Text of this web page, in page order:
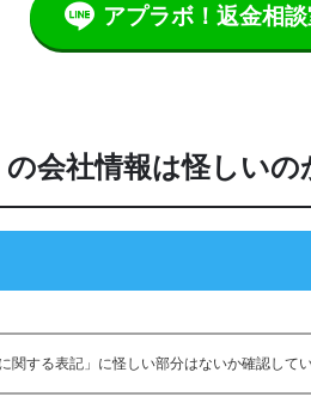
アプラボ！返金相
会社情報は怪しいの
関する表記」に怪しい部分はないか確認してい